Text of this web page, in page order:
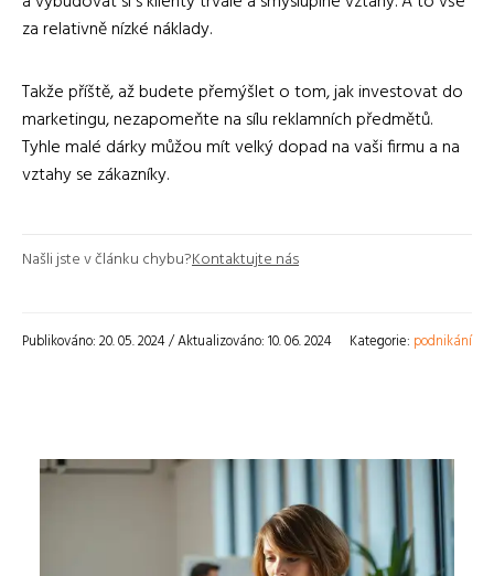
za relativně nízké náklady.
Takže příště, až budete přemýšlet o tom, jak investovat do
marketingu, nezapomeňte na sílu reklamních předmětů.
Tyhle malé dárky můžou mít velký dopad na vaši firmu a na
vztahy se zákazníky.
Našli jste v článku chybu?Kontaktujte nás
Publikováno: 20. 05. 2024 / Aktualizováno: 10. 06. 2024 Kategorie: podnikání